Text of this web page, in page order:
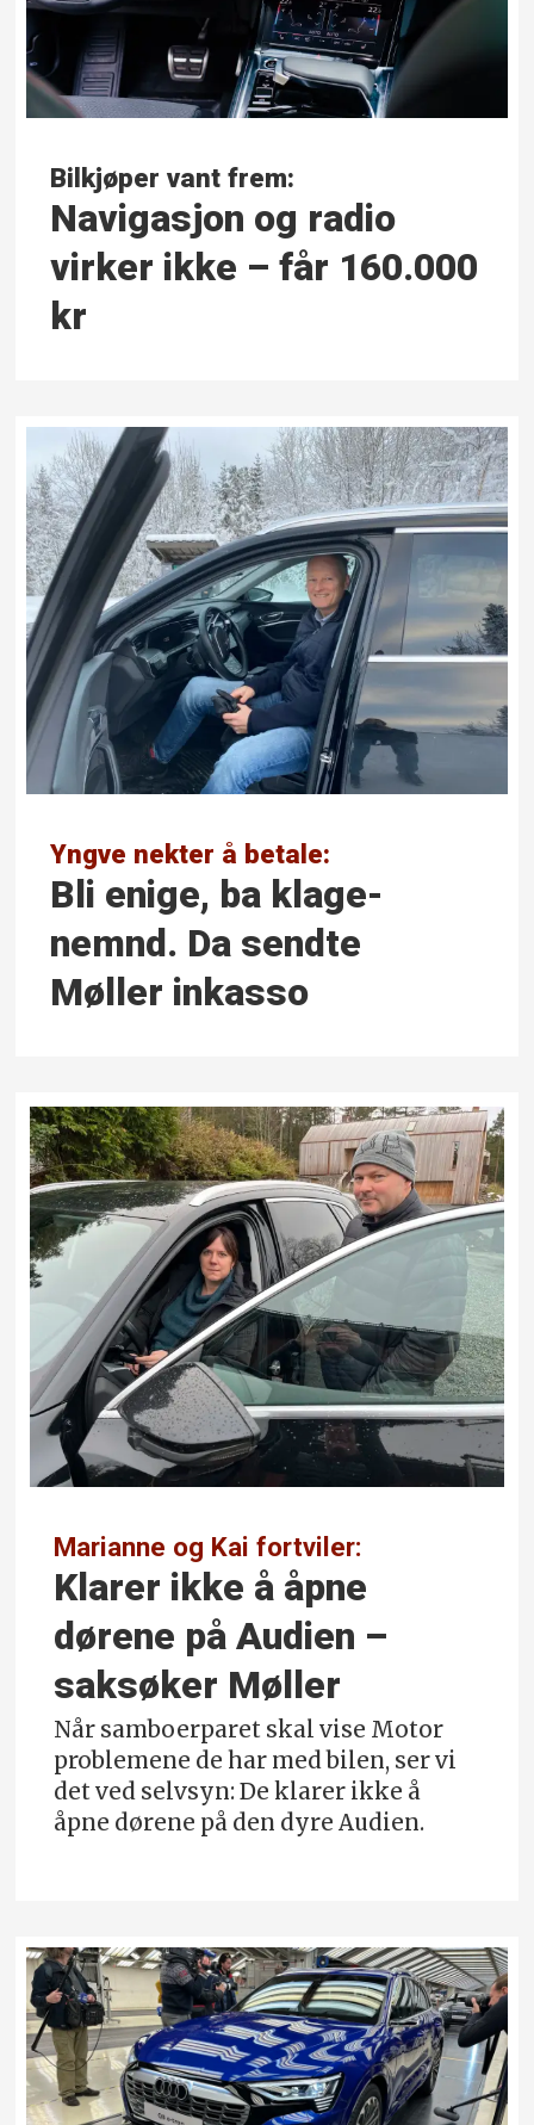
Bilkjøper vant frem:
Navigasjon og radio
virker ikke – får 160.000
kr
Yngve nekter å betale:
Bli enige, ba klage­
nemnd. Da sendte
Møller inkasso
Marianne og Kai fortviler:
Klarer ikke å åpne
dørene på Audien –
saksøker Møller
Når samboerparet skal vise Motor
problemene de har med bilen, ser vi
det ved selvsyn: De klarer ikke å
åpne dørene på den dyre Audien.